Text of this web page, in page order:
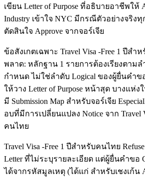
เขียน Letter of Purpose ที่อธิบายอาชีพให้
Industry เข้าใจ NYC มีกรณีตัวอย่างจริงทุ
ตัดสินใจ Approve จากจอร์เจีย
ข้อสังเกตเฉพาะ Travel Visa -Free 1 ปีส
พลาด: หลักฐาน 1 รายการต้องเรียงตามล
กำหนด ไม่ใช่ลำดับ Logical ของผู้ยื่นคำ
ให้วาง Letter of Purpose หน้าสุด บางแห่ง
มี Submission Map สำหรับจอร์เจีย
อบที่มีการเปลี่ยนแปลง Notice จาก Travel
คนไทย
Travel Visa -Free 1 ปีสำหรับคนไทย
Letter ที่ไม่ระบุรายละเอียด แต่ผู้ยื่นคำขอ
ได้จากรหัสมูลเหตุ (ได้แก่ สำหรับเชงเก้น